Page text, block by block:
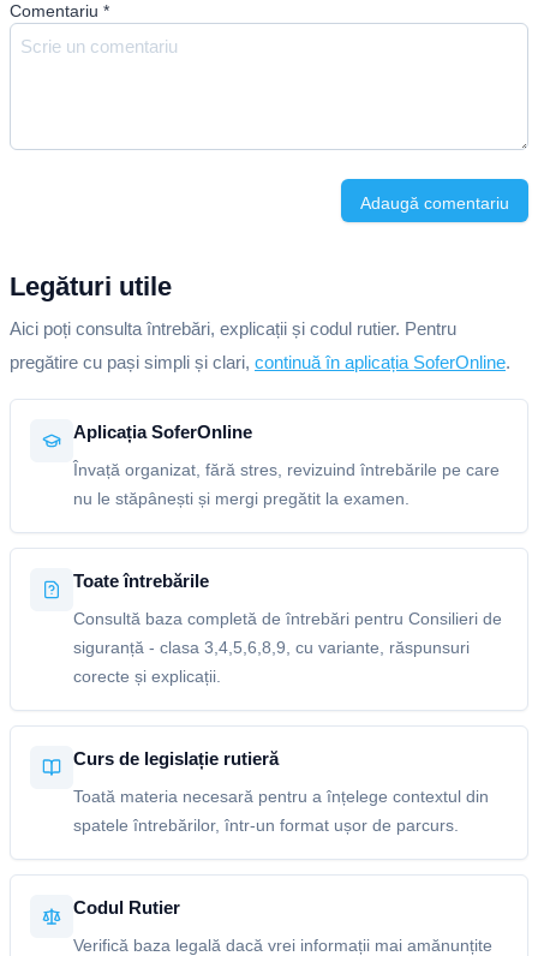
Comentariu *
Adaugă comentariu
Legături utile
Aici poți consulta întrebări, explicații și codul rutier. Pentru
pregătire cu pași simpli și clari, continuă în aplicația SoferOnline.
Aplicația SoferOnline
Învață organizat, fără stres, revizuind întrebările pe care
nu le stăpânești și mergi pregătit la examen.
Toate întrebările
Consultă baza completă de întrebări pentru Consilieri de
siguranță - clasa 3,4,5,6,8,9, cu variante, răspunsuri
corecte și explicații.
Curs de legislație rutieră
Toată materia necesară pentru a înțelege contextul din
spatele întrebărilor, într-un format ușor de parcurs.
Codul Rutier
Verifică baza legală dacă vrei informații mai amănunțite